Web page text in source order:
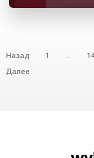
Навигация
по
записям
Назад 1 …
Далее